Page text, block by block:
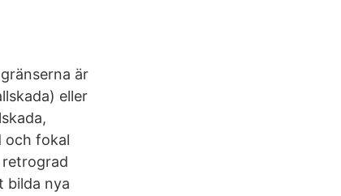
är
eller
och fokal
bilda nya